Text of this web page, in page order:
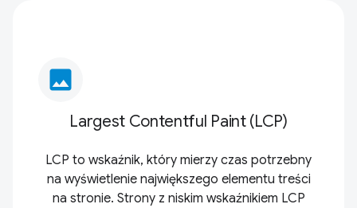
image
Largest Contentful Paint (LCP)
LCP to wskaźnik, który mierzy czas potrzebny
na wyświetlenie największego elementu treści
na stronie. Strony z niskim wskaźnikiem LCP